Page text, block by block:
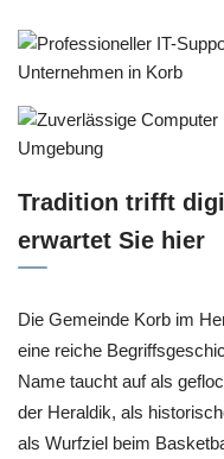
Tradition trifft
erwartet Sie hier
Die Gemeinde Korb im
eine reiche
Name taucht auf als
der Heraldik, als
als Wurfziel beim